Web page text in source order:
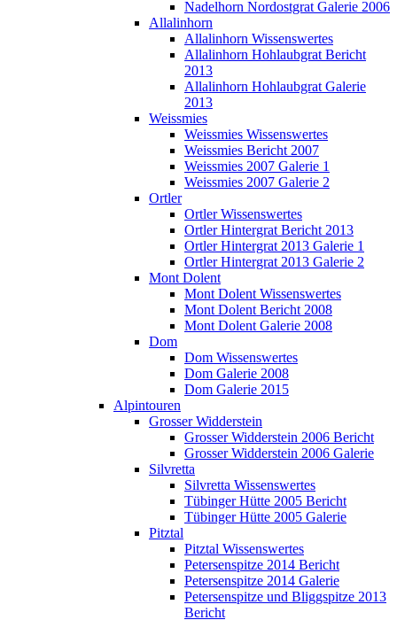
Nadelhorn Nordostgrat Galerie 2006
Allalinhorn
Allalinhorn Wissenswertes
Allalinhorn Hohlaubgrat Bericht
2013
Allalinhorn Hohlaubgrat Galerie
2013
Weissmies
Weissmies Wissenswertes
Weissmies Bericht 2007
Weissmies 2007 Galerie 1
Weissmies 2007 Galerie 2
Ortler
Ortler Wissenswertes
Ortler Hintergrat Bericht 2013
Ortler Hintergrat 2013 Galerie 1
Ortler Hintergrat 2013 Galerie 2
Mont Dolent
Mont Dolent Wissenswertes
Mont Dolent Bericht 2008
Mont Dolent Galerie 2008
Dom
Dom Wissenswertes
Dom Galerie 2008
Dom Galerie 2015
Alpintouren
Grosser Widderstein
Grosser Widderstein 2006 Bericht
Grosser Widderstein 2006 Galerie
Silvretta
Silvretta Wissenswertes
Tübinger Hütte 2005 Bericht
Tübinger Hütte 2005 Galerie
Pitztal
Pitztal Wissenswertes
Petersenspitze 2014 Bericht
Petersenspitze 2014 Galerie
Petersenspitze und Bliggspitze 2013
Bericht